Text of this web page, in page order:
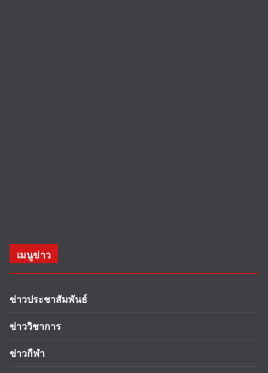
เมนูข่าว
ข่าวประชาสัมพันธ์
ข่าววิชาการ
ข่าวกีฬา